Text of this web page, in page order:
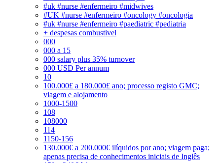
#uk #nurse #enfermeiro #midwives
#UK #nurse #enfermeiro #oncology #oncologia
#uk #nurse #enfermeiro #paediatric #pediatria
+ despesas combustivel
000
000 a 15
000 salary plus 35% turnover
000 USD Per annum
10
100.000£ a 180.000£ ano; processo registo GMC;
viagem e alojamento
1000-1500
108
108000
114
1150-156
130.000€ a 200.000€ ilíquidos por ano; viagem paga;
apenas precisa de conhecimentos iniciais de Inglês